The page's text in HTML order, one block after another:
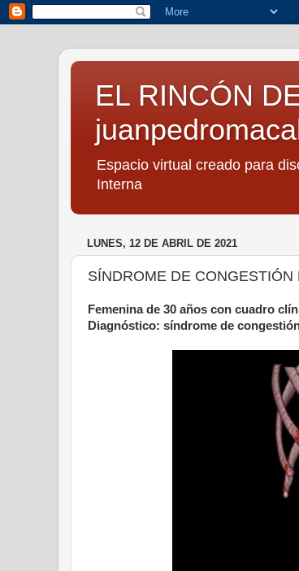
EL RINCÓN
Espacio virtual creado para
Interna
LUNES, 12 DE ABRIL DE 2021
SÍNDROME DE
Femenina de 30 años con cuadro
Diagnóstico: síndrome de